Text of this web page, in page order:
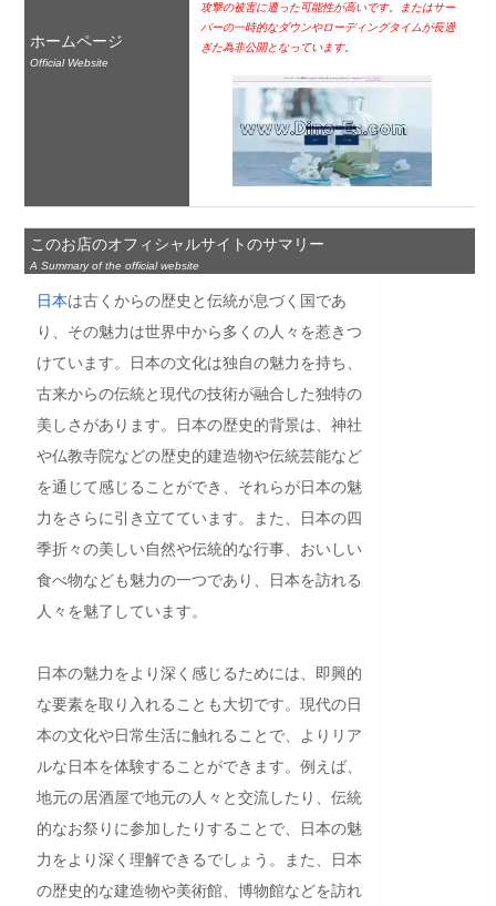
ホームページ
Official Website
攻撃の被害に遭った可能性が高いです。またはサー
バーの一時的なダウンやローディングタイムが長過
ぎた為非公開となっています。
このお店のオフィシャルサイトのサマリー
A Summary of the official website
日本は古くからの歴史と伝統が息づく国であ
り、その魅力は世界中から多くの人々を惹きつ
けています。日本の文化は独自の魅力を持ち、
古来からの伝統と現代の技術が融合した独特の
美しさがあります。日本の歴史的背景は、神社
や仏教寺院などの歴史的建造物や伝統芸能など
を通じて感じることができ、それらが日本の魅
力をさらに引き立てています。また、日本の四
季折々の美しい自然や伝統的な行事、おいしい
食べ物なども魅力の一つであり、日本を訪れる
人々を魅了しています。
日本の魅力をより深く感じるためには、即興的
な要素を取り入れることも大切です。現代の日
本の文化や日常生活に触れることで、よりリア
ルな日本を体験することができます。例えば、
地元の居酒屋で地元の人々と交流したり、伝統
的なお祭りに参加したりすることで、日本の魅
力をより深く理解できるでしょう。また、日本
の歴史的な建造物や美術館、博物館などを訪れ